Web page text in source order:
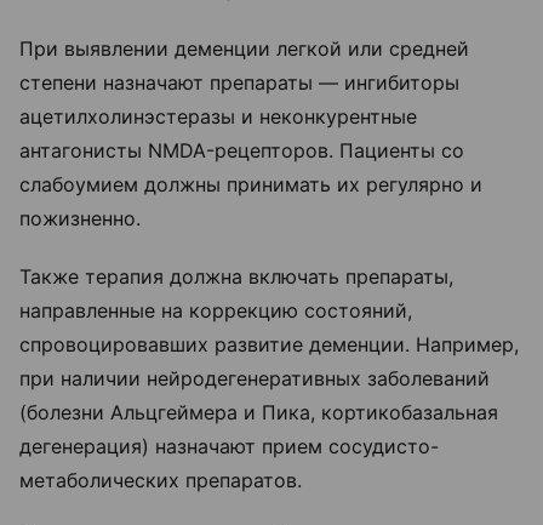
При выявлении деменции легкой или средней
степени назначают препараты — ингибиторы
ацетилхолинэстеразы и неконкурентные
антагонисты NMDA-рецепторов. Пациенты со
слабоумием должны принимать их регулярно и
пожизненно.
Также терапия должна включать препараты,
направленные на коррекцию состояний,
спровоцировавших развитие деменции. Например,
при наличии нейродегенеративных заболеваний
(болезни Альцгеймера и Пика, кортикобазальная
дегенерация) назначают прием сосудисто-
метаболических препаратов.